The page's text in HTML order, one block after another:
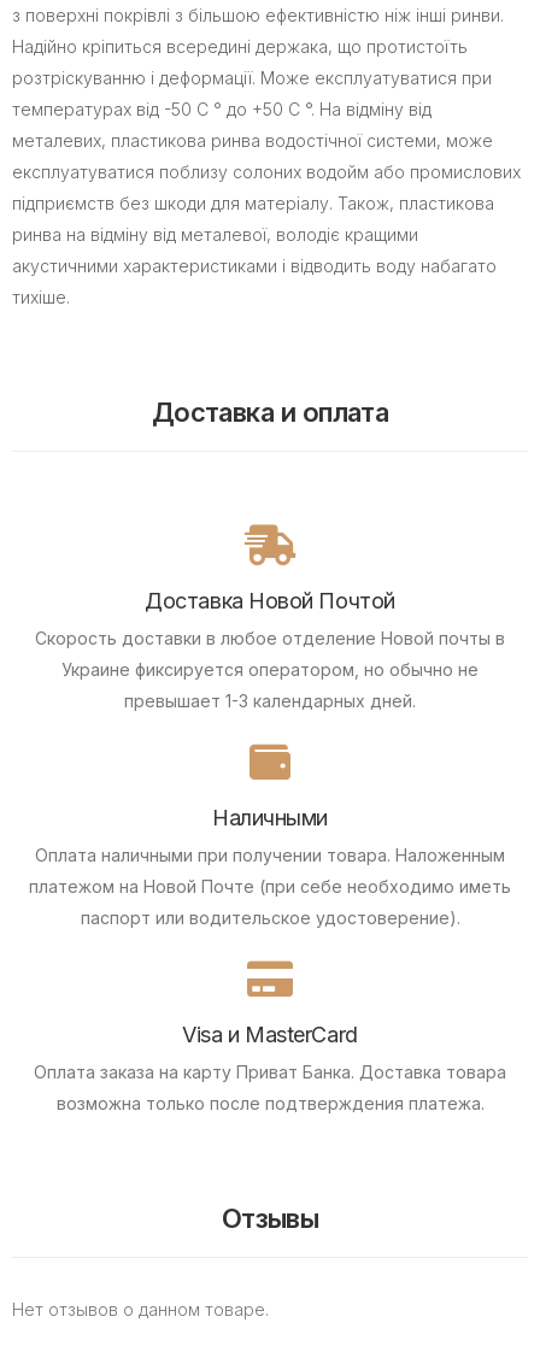
з поверхні покрівлі з більшою ефективністю ніж інші ринви.
Надійно кріпиться всередині держака, що протистоїть
розтріскуванню і деформації. Може експлуатуватися при
температурах від -50 С ° до +50 С °. На відміну від
металевих, пластикова ринва водостічної системи, може
експлуатуватися поблизу солоних водойм або промислових
підприємств без шкоди для матеріалу. Також, пластикова
ринва на відміну від металевої, володіє кращими
акустичними характеристиками і відводить воду набагато
тихіше.
Доставка и оплата
Доставка Новой Почтой
Скорость доставки в любое отделение Новой почты в
Украине фиксируется оператором, но обычно не
превышает 1-3 календарных дней.
Наличными
Оплата наличными при получении товара. Наложенным
платежом на Новой Почте (при себе необходимо иметь
паспорт или водительское удостоверение).
Visa и MasterCard
Оплата заказа на карту Приват Банка. Доставка товара
возможна только после подтверждения платежа.
Отзывы
Нет отзывов о данном товаре.